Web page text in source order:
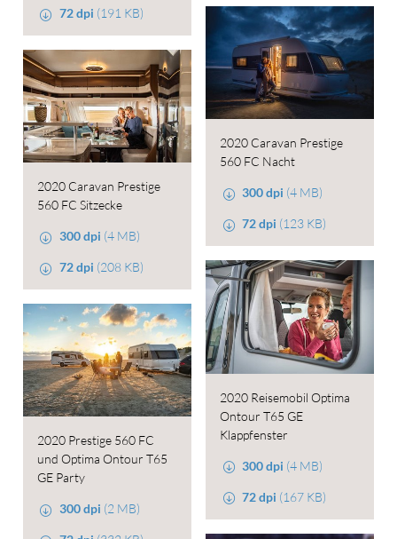
72 dpi (191 KB)
2020 Caravan Prestige
560 FC Nacht
300 dpi (4 MB)
72 dpi (123 KB)
2020 Caravan Prestige
560 FC Sitzecke
300 dpi (4 MB)
72 dpi (208 KB)
2020 Reisemobil Optima
Ontour T65 GE
Klappfenster
300 dpi (4 MB)
72 dpi (167 KB)
2020 Prestige 560 FC
und Optima Ontour T65
GE Party
300 dpi (2 MB)